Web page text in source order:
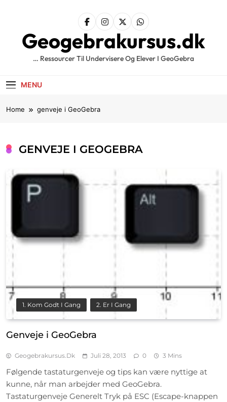
Geogebrakursus.dk
… Ressourcer Til Undervisere Og Elever I GeoGebra
MENU
Home genveje i GeoGebra
GENVEJE I GEOGEBRA
1. Kom Godt I Gang 2. Er I Gang
Genveje i GeoGebra
Geogebrakursus.dk Juli 28, 2013 0 3 Mins
Følgende tastaturgenveje og tips kan være nyttige at
kunne, når man arbejder med GeoGebra.
Tastaturgenveje Generelt Tryk på ESC (Escape-knappen